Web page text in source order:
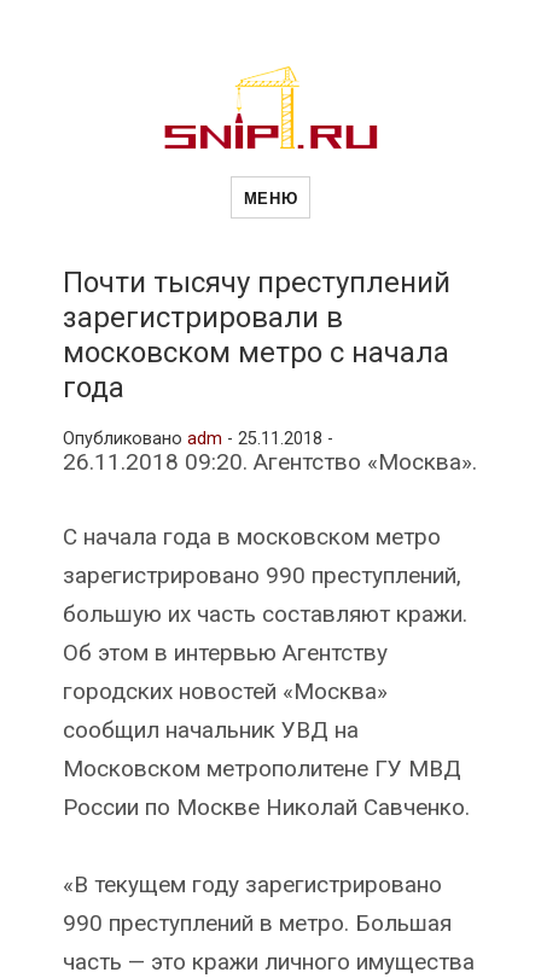
Новости
и
другие связанные со стройкой
рубрики
МЕНЮ
Почти тысячу преступлений
зарегистрировали в
московском метро с начала
года
Опубликовано adm - 25.11.2018 -
26.11.2018 09:20. Агентство «Москва».
С начала года в московском метро
зарегистрировано 990 преступлений,
большую их часть составляют кражи.
Об этом в интервью Агентству
городских новостей «Москва»
сообщил начальник УВД на
Московском метрополитене ГУ МВД
России по Москве Николай Савченко.
«В текущем году зарегистрировано
990 преступлений в метро. Большая
часть — это кражи личного имущества